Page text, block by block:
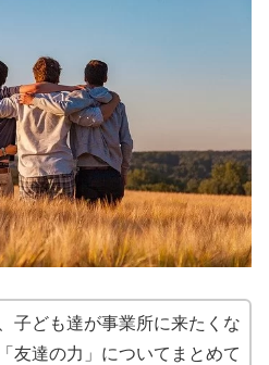
子ども達が事業所に来たくな
友達の力」についてまとめて